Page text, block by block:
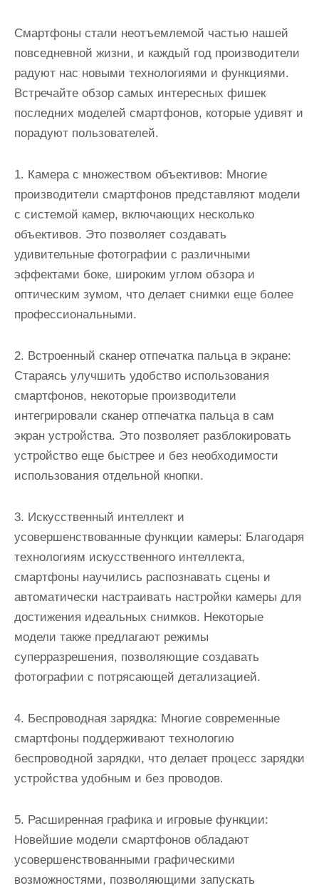
Смартфоны стали неотъемлемой частью нашей
повседневной жизни, и каждый год производители
радуют нас новыми технологиями и функциями.
Встречайте обзор самых интересных фишек
последних моделей смартфонов, которые удивят и
порадуют пользователей.
1. Камера с множеством объективов: Многие
производители смартфонов представляют модели
с системой камер, включающих несколько
объективов. Это позволяет создавать
удивительные фотографии с различными
эффектами боке, широким углом обзора и
оптическим зумом, что делает снимки еще более
профессиональными.
2. Встроенный сканер отпечатка пальца в экране:
Стараясь улучшить удобство использования
смартфонов, некоторые производители
интегрировали сканер отпечатка пальца в сам
экран устройства. Это позволяет разблокировать
устройство еще быстрее и без необходимости
использования отдельной кнопки.
3. Искусственный интеллект и
усовершенствованные функции камеры: Благодаря
технологиям искусственного интеллекта,
смартфоны научились распознавать сцены и
автоматически настраивать настройки камеры для
достижения идеальных снимков. Некоторые
модели также предлагают режимы
суперразрешения, позволяющие создавать
фотографии с потрясающей детализацией.
4. Беспроводная зарядка: Многие современные
смартфоны поддерживают технологию
беспроводной зарядки, что делает процесс зарядки
устройства удобным и без проводов.
5. Расширенная графика и игровые функции:
Новейшие модели смартфонов обладают
усовершенствованными графическими
возможностями, позволяющими запускать